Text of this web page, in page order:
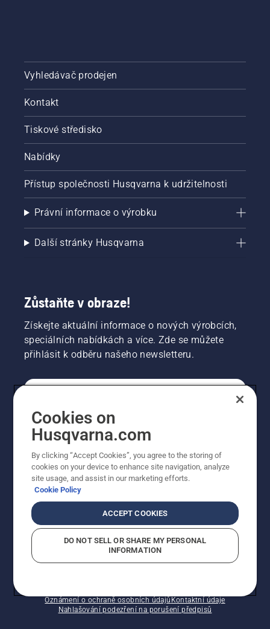
Vyhledávač prodejen
Kontakt
Tiskové středisko
Nabídky
Přístup společnosti Husqvarna k udržitelnosti
Právní informace o výrobku
Další stránky Husqvarna
Zůstaňte v obraze!
Získejte aktuální informace o nových výrobcích,
speciálních nabídkách a více. Zde se můžete
přihlásit k odběru našeho newsletteru.
PROFESIONÁLNÍ
Oznámení o ochraně osobních údajů Kontaktní údaje
Nahlašování podezření na porušení předpisů
Cookies on
Husqvarna.com
By clicking “Accept Cookies”, you agree to the storing of
cookies on your device to enhance site navigation, analyze
site usage, and assist in our marketing efforts.
Cookie Policy
ACCEPT COOKIES
DO NOT SELL OR SHARE MY PERSONAL
INFORMATION